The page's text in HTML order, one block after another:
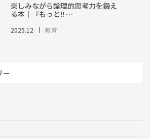
楽しみながら論理的思考力を鍛え
る本｜『もっと!! …
2025.12 教育
ー